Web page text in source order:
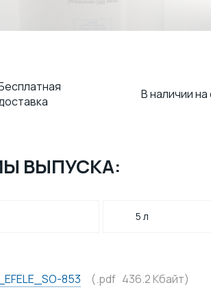
В наличии на
ВЫПУСКА:
5 л
853 (.pdf 436.2 Кбайт)